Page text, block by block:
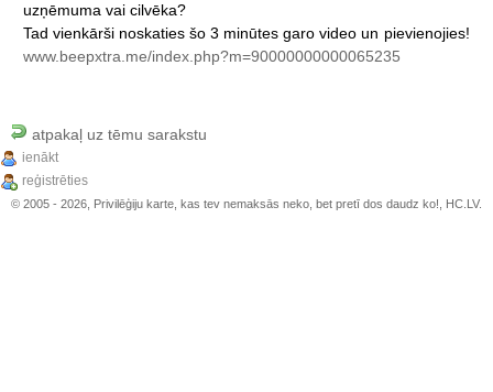
uzņēmuma vai cilvēka?
Tad vienkārši noskaties šo 3 minūtes garo video un pievienojies!
www.beepxtra.me/index.php?m=90000000000065235
atpakaļ uz tēmu sarakstu
ienākt
reģistrēties
© 2005 - 2026, Privilēģiju karte, kas tev nemaksās neko, bet pretī dos daudz ko!, HC.LV.